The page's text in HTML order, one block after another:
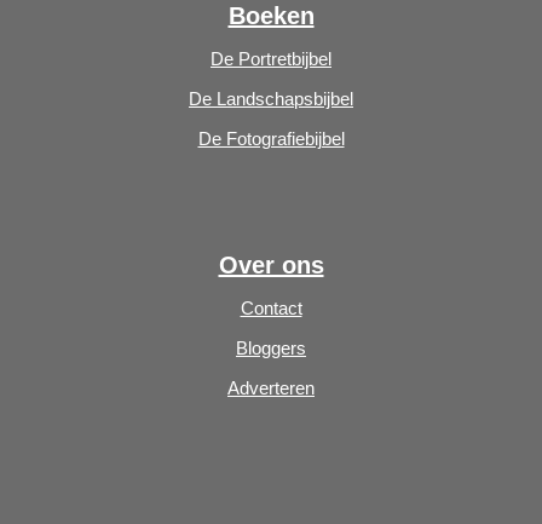
Boeken
De Portretbijbel
De Landschapsbijbel
De Fotografiebijbel
Over ons
Contact
Bloggers
Adverteren